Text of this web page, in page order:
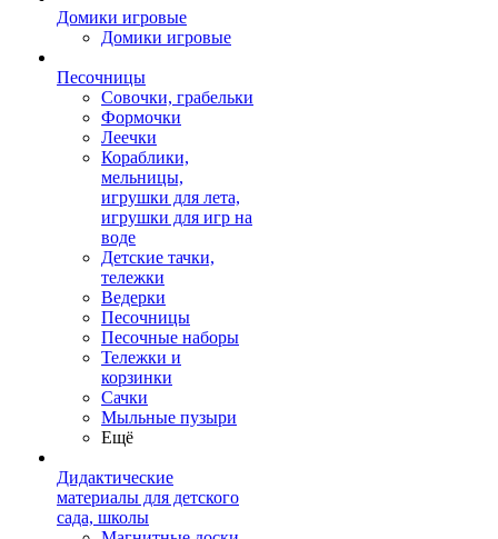
Домики игровые
Домики игровые
Песочницы
Совочки, грабельки
Формочки
Леечки
Кораблики,
мельницы,
игрушки для лета,
игрушки для игр на
воде
Детские тачки,
тележки
Ведерки
Песочницы
Песочные наборы
Тележки и
корзинки
Сачки
Мыльные пузыри
Ещё
Дидактические
материалы для детского
сада, школы